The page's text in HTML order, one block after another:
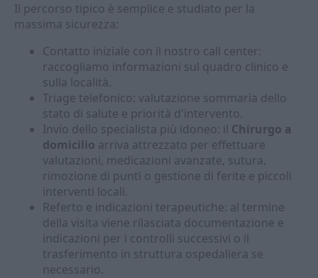
Il percorso tipico è semplice e studiato per la
massima sicurezza:
Contatto iniziale con il nostro call center:
raccogliamo informazioni sul quadro clinico e
sulla località.
Triage telefonico: valutazione sommaria dello
stato di salute e priorità d'intervento.
Invio dello specialista più idoneo: il Chirurgo a
domicilio arriva attrezzato per effettuare
valutazioni, medicazioni avanzate, sutura,
rimozione di punti o gestione di ferite e piccoli
interventi locali.
Referto e indicazioni terapeutiche: al termine
della visita viene rilasciata documentazione e
indicazioni per i controlli successivi o il
trasferimento in struttura ospedaliera se
necessario.